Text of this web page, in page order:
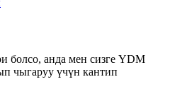
болсо, анда мен сизге YDM
чыгаруу үчүн кантип